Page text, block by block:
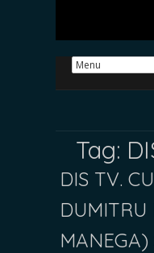
Tag:
DIS TV.
MANEGA)